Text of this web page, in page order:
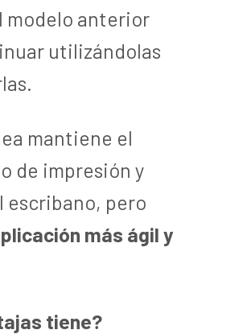
modelo anterior
utilizándolas
mantiene el
de impresión y
escribano, pero
más ágil y
tiene?